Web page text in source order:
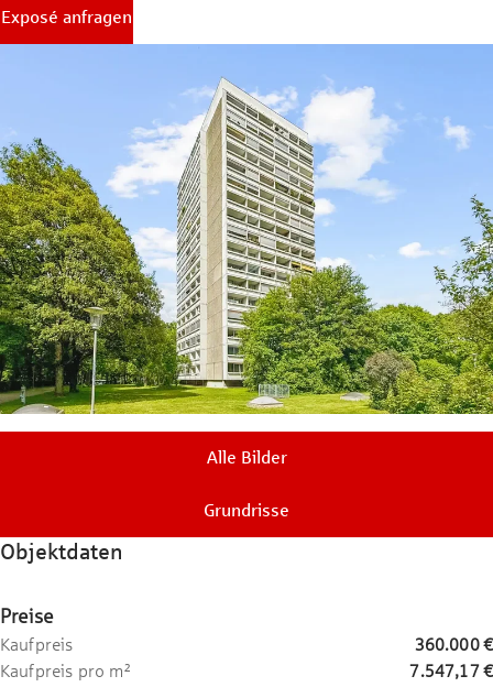
Exposé anfragen
Alle Bilder
Grundrisse
Objektdaten
Preise
Kaufpreis
360.000 €
Kaufpreis pro m²
7.547,17 €